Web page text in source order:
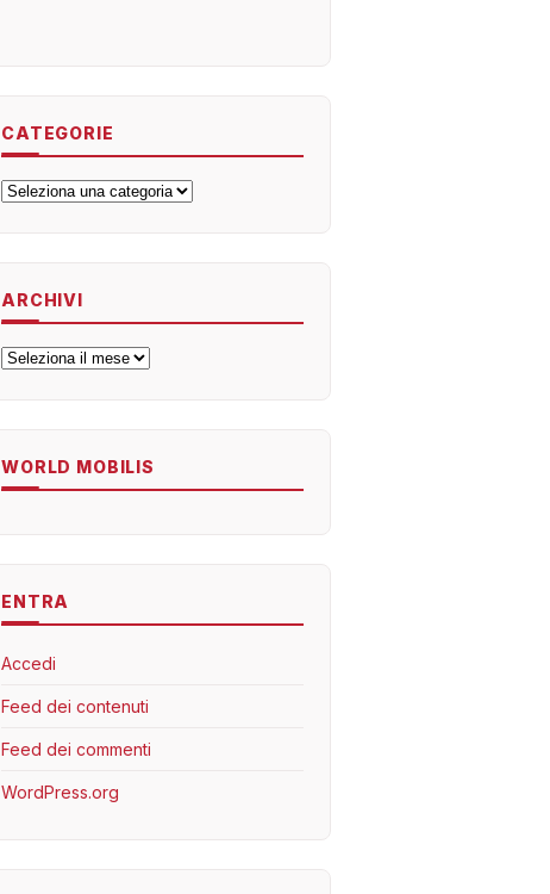
CATEGORIE
Categorie
ARCHIVI
Archivi
WORLD MOBILIS
ENTRA
Accedi
Feed dei contenuti
Feed dei commenti
WordPress.org